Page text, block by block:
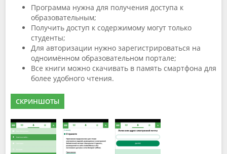
Программа нужна для получения доступа к
образовательным;
Получить доступ к содержимому могут только
студенты;
Для авторизации нужно зарегистрироваться на
одноимённом образовательном портале;
Все книги можно скачивать в память смартфона для
более удобного чтения.
СКРИНШОТЫ